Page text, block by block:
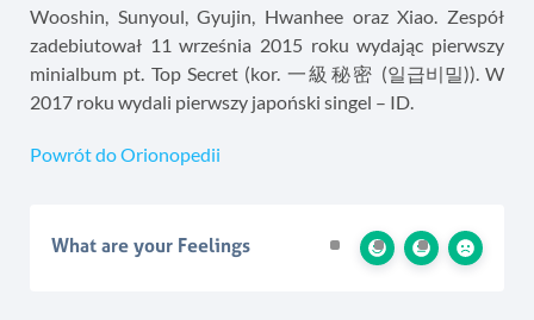
Wooshin, Sunyoul, Gyujin, Hwanhee oraz Xiao. Zespół
zadebiutował 11 września 2015 roku wydając pierwszy
minialbum pt. Top Secret (kor. 一級秘密 (일급비밀)). W
2017 roku wydali pierwszy japoński singel – ID.
Powrót do Orionopedii
What are your Feelings